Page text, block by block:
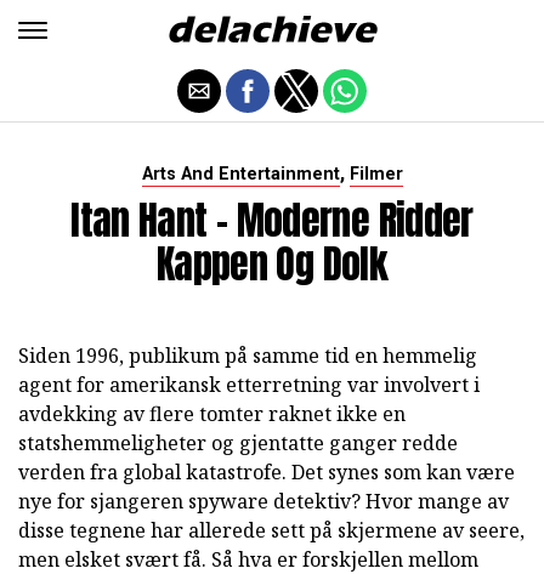
Arts And Entertainment, Filmer
Itan Hant - Moderne Ridder
Kappen Og Dolk
Siden 1996, publikum på samme tid en hemmelig
agent for amerikansk etterretning var involvert i
avdekking av flere tomter raknet ikke en
statshemmeligheter og gjentatte ganger redde
verden fra global katastrofe. Det synes som kan være
nye for sjangeren spyware detektiv? Hvor mange av
disse tegnene har allerede sett på skjermene av seere,
men elsket svært få. Så hva er forskjellen mellom